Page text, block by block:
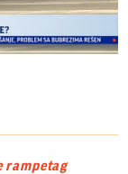
rampetag